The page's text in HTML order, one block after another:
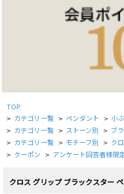
TOP
> カテゴリ一覧 > ペンダント > 小
> カテゴリ一覧 > ストーン別 > ブ
> カテゴリ一覧 > モチーフ別 > ク
> クーポン > アンケート回答者様限
クロス グリップ ブラックスター